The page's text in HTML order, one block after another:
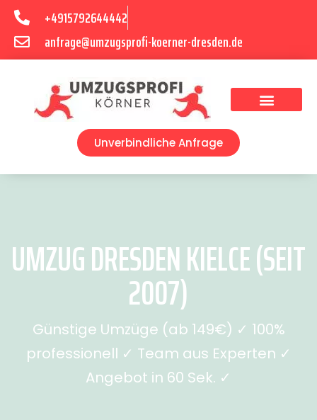
+4915792644442
anfrage@umzugsprofi-koerner-dresden.de
Unverbindliche Anfrage
UMZUG DRESDEN KIELCE (SEIT
2007)
Günstige Umzüge (ab 149€) ✓ 100%
professionell ✓ Team aus Experten ✓
Angebot in 60 Sek. ✓